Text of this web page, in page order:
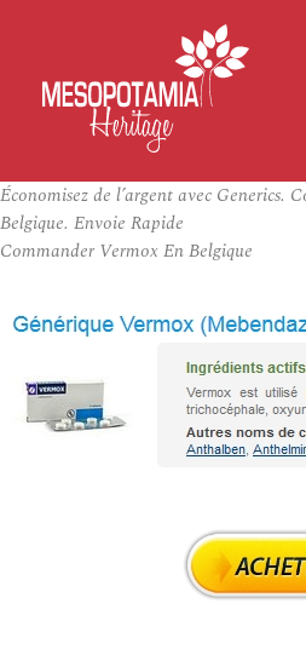
Économisez de l’argent avec Generics.
Belgique. Envoie Rapide
Commander Vermox En Belgique